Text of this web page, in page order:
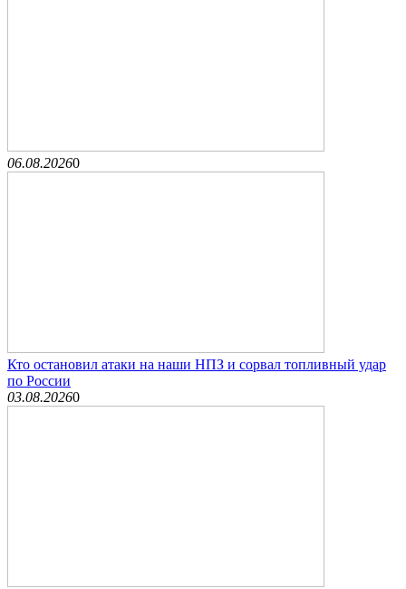
06.08.20260
Кто остановил атаки на наши НПЗ и сорвал топливный удар
по России
03.08.20260